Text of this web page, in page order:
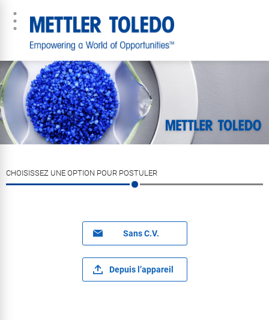
CHOISISSEZ UNE OPTION POUR POSTULER
Sans C.V.
Depuis l’appareil